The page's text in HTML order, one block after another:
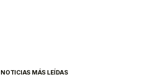
NOTICIAS MÁS LEÍDAS